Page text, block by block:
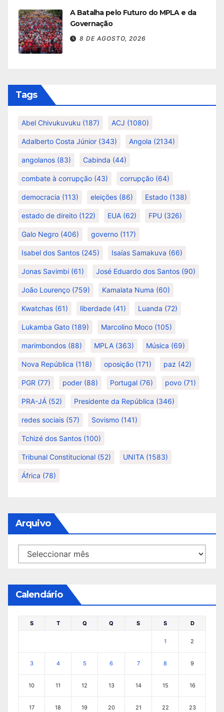
A Batalha pelo Futuro do MPLA e da
Governação
8 DE AGOSTO, 2026
Tags
Abel Chivukuvuku (187) ACJ (1080)
Adalberto Costa Júnior (343) Angola (2134)
angolanos (83) Cabinda (44)
combate à corrupção (43) corrupção (64)
democracia (113) eleições (86) Estado (138)
estado de direito (122) EUA (62) FPU (326)
Galo Negro (406) governo (117)
Isabel dos Santos (245) Isaías Samakuva (66)
Jonas Savimbi (61) José Eduardo dos Santos (90)
João Lourenço (759) Kamalata Numa (60)
Kwatchas (61) liberdade (41) Luanda (72)
Lukamba Gato (189) Marcolino Moco (105)
marimbondos (88) MPLA (363) Música (69)
Nova República (118) oposição (171) paz (42)
PGR (77) poder (88) Portugal (76) povo (71)
PRA-JÁ (52) Presidente da República (346)
redes sociais (57) Sovismo (141)
Tchizé dos Santos (100)
Tribunal Constitucional (52) UNITA (1583)
África (78)
Arquivo
Arquivo
Calendário
S T Q Q S S D
1 2
3 4 5 6 7 8 9
10 11 12 13 14 15 16
17 18 19 20 21 22 23